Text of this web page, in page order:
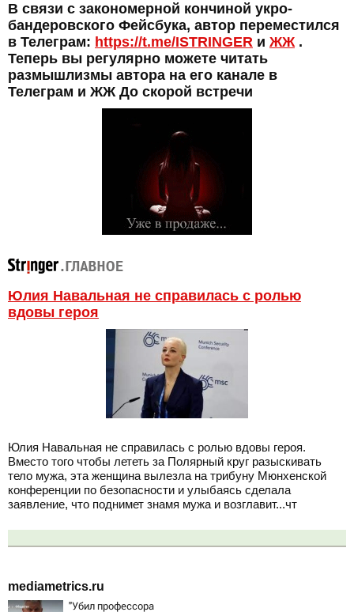
В связи с закономерной кончиной укро-
бандеровского Фейсбука, автор переместился
в Телеграм: https://t.me/ISTRINGER и ЖЖ.
Теперь вы регулярно можете читать
размышлизмы автора на его канале в
Телеграм и ЖЖ До скорой встречи
Юлия Навальная не справилась с ролью
вдовы героя
Юлия Навальная не справилась с ролью вдовы героя.
Вместо того чтобы лететь за Полярный круг разыскивать
тело мужа, эта женщина вылезла на трибуну Мюнхенской
конференции по безопасности и улыбаясь сделала
заявление, что поднимет знамя мужа и возглавит...чт
mediametrics.ru
"Убил профессора